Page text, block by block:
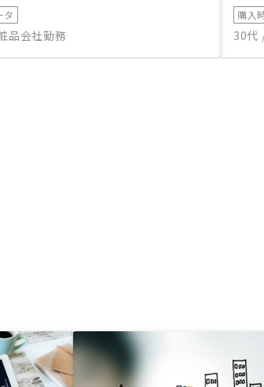
タ
品会社勤務
購入
30代